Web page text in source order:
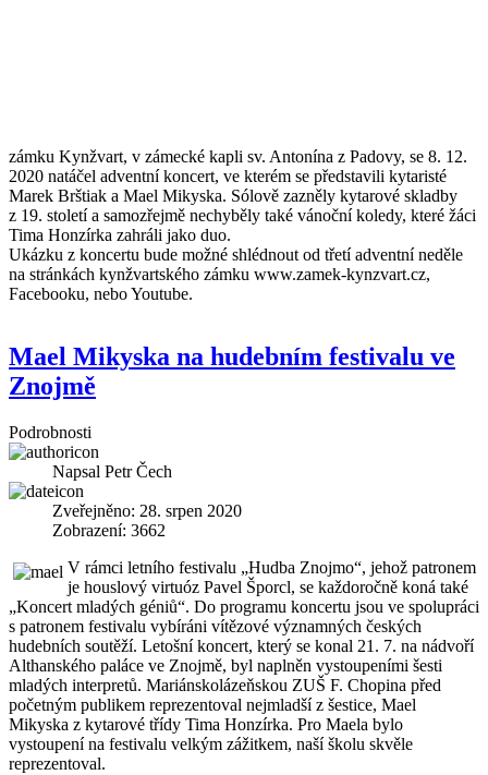
zámku Kynžvart, v zámecké kapli sv. Antonína z Padovy, se 8. 12.
2020 natáčel adventní koncert, ve kterém se představili kytaristé
Marek Brštiak a Mael Mikyska. Sólově zazněly kytarové skladby
z 19. století a samozřejmě nechyběly také vánoční koledy, které žáci
Tima Honzírka zahráli jako duo.
Ukázku z koncertu bude možné shlédnout od třetí adventní neděle
na stránkách kynžvartského zámku www.zamek-kynzvart.cz,
Facebooku, nebo Youtube.
Mael Mikyska na hudebním festivalu ve
Znojmě
Podrobnosti
Napsal Petr Čech
Zveřejněno: 28. srpen 2020
Zobrazení: 3662
V rámci letního festivalu „Hudba Znojmo“, jehož patronem
je houslový virtuóz Pavel Šporcl, se každoročně koná také
„Koncert mladých géniů“. Do programu koncertu jsou ve spolupráci
s patronem festivalu vybíráni vítězové významných českých
hudebních soutěží. Letošní koncert, který se konal 21. 7. na nádvoří
Althanského paláce ve Znojmě, byl naplněn vystoupeními šesti
mladých interpretů. Mariánskolázeňskou ZUŠ F. Chopina před
početným publikem reprezentoval nejmladší z šestice, Mael
Mikyska z kytarové třídy Tima Honzírka. Pro Maela bylo
vystoupení na festivalu velkým zážitkem, naší školu skvěle
reprezentoval.